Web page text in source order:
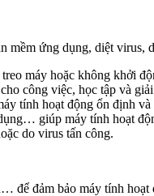
mềm ứng dụng, diệt
máy hoặc không khởi
công việc, học tập và
tính hoạt động ổn định và
giúp máy tính hoạt
do virus tấn công.
để đảm bảo máy tính hoạt